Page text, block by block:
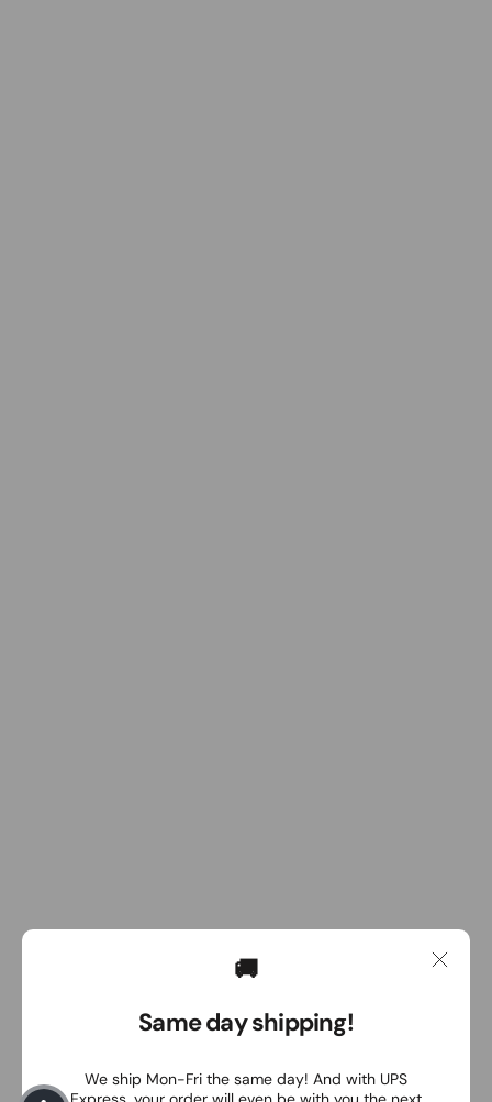
🚚
Same day shipping!
We ship Mon-Fri the same day! And with UPS